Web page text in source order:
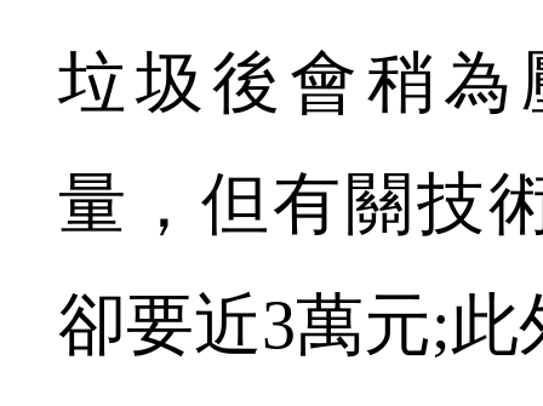
垃圾後會稍為
量，但有關技
卻要近3萬元;